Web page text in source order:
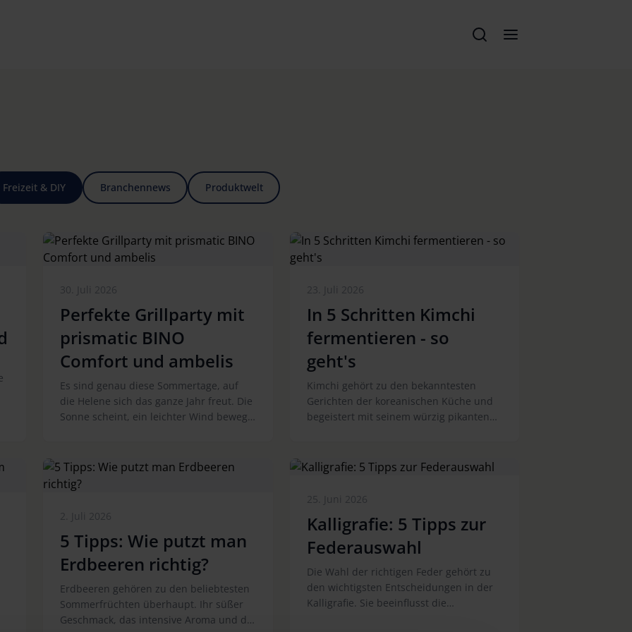
Freizeit & DIY Branchennews Produktwelt
30. Juli 2026
Perfekte Grillparty mit
prismatic BINO
Comfort und ambelis
Es sind genau diese Sommertage, auf
die Helene sich das ganze Jahr freut. Die
Sonne scheint, ein leichter Wind bewegt
gelacht, gegessen und erzählt werden.
Ihre Freundinnen haben sich
angekündigt, und Helene möchte sie mit
überraschen. Von frischen Salaten über
selbstgemachte Dips bis hin zu
mariniertem Gemüse: Für einen
gelungenen Grillabend gibt es einiges
vorzubereiten. Mit einem Sehvermögen
von nur 40 Prozent können viele dieser
Arbeitsschritte jedoch schnell zur
23. Juli 2026
In 5 Schritten Kimchi
fermentieren - so
geht's
Kimchi gehört zu den bekanntesten
Gerichten der koreanischen Küche und
begeistert mit seinem würzig pikanten
sich über Tage und Wochen
weiterentwickelt. Die traditionelle
Beilage aus fermentiertem Gemüse ist
vielseitig einsetzbar und passt zu
Reisgerichten, Suppen oder als würzige
Ergänzung auf dem Brot. Mit wenigen
Zutaten und etwas Geduld können Sie
Kimchi ganz einfach selbst herstellen.
Die folgende Anleitung zeigt, wie es in
fünf Schritten gelingt.
2. Juli 2026
5 Tipps: Wie putzt man
Erdbeeren richtig?
Erdbeeren gehören zu den beliebtesten
Sommerfrüchten überhaupt. Ihr süßer
Geschmack, das intensive Aroma und die
25. Juni 2026
Kalligrafie: 5 Tipps zur
Federauswahl
Die Wahl der richtigen Feder gehört zu
den wichtigsten Entscheidungen in der
Kalligrafie. Sie beeinflusst die